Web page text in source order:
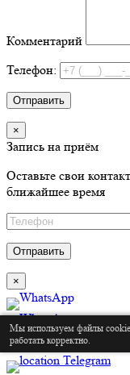
Комментарий
Телефон:
×
Запись на приём
Оставьте свои
ближайшее время
×
Позвонить
Telegram
Мы используем файлы
работать корректно.